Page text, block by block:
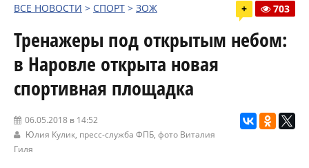
ВСЕ НОВОСТИ > СПОРТ > ЗОЖ + 703
Тренажеры под открытым небом:
в Наровле открыта новая
спортивная площадка
06.05.2018 в 14:52
Юлия Кулик, пресс-служба ФПБ, фото Виталия
Гиля